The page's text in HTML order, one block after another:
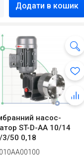
Додати в кошик
насос-
ST-D-AA 10/14
3/50 0,18